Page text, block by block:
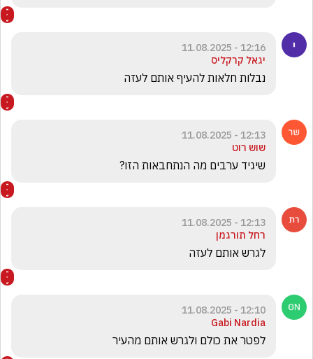
12:16 - 11.08.2025
יגאל קרקליס
נבלות חלאות להעיף אותם לעזה
12:13 - 11.08.2025
שוש רוט
שיגיד ערבים מה הנתחבאות הזו?
12:13 - 11.08.2025
רחל תורגמן
לגרש אותם לעזה
12:10 - 11.08.2025
Gabi Nardia
לפטר את כולם ולגרש אותם מהעיר